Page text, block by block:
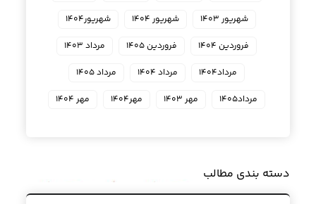
شهریور ۱۴۰۳
شهریور ۱۴۰۴
شهریور۱۴۰۴
فروردین ۱۴۰۴
فروردین ۱۴۰۵
مرداد ۱۴۰۳
مرداد۱۴۰۴
مرداد ۱۴۰۴
مرداد ۱۴۰۵
مرداد۱۴۰۵
مهر ۱۴۰۳ مهر۱۴۰۴ مهر ۱۴۰۴
دسته بندی مطالب